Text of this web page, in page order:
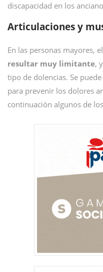
discapacidad en los
Articulaciones y
En las personas mayores, el
resultar muy limitante,
tipo de dolencias. Se
para prevenir los dolores
continuación algunos de